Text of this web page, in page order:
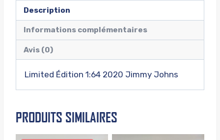
Description
Informations complémentaires
Avis (0)
Limited Édition 1:64 2020 Jimmy Johns
PRODUITS SIMILAIRES